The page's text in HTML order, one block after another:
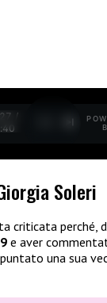
/
Soleri
criticata perché,
e aver
una sua